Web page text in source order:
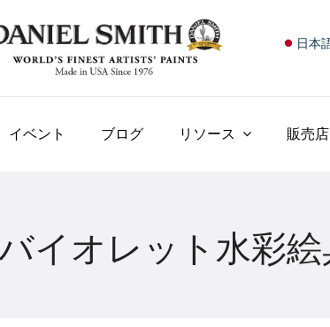
日本
イベント ブログ リソース 販売
イオレット水彩絵